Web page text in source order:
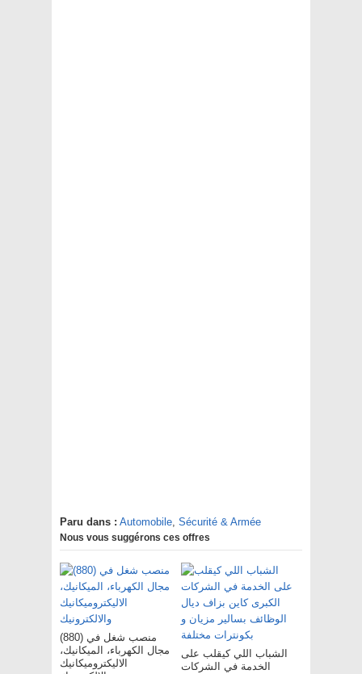
Paru dans : Automobile, Sécurité & Armée
Nous vous suggérons ces offres
(880) منصب شغل في
مجال الكهرباء، الميكانيك،
الاليكتروميكانيك
الشباب اللي كيقلب على
الخدمة في الشركات